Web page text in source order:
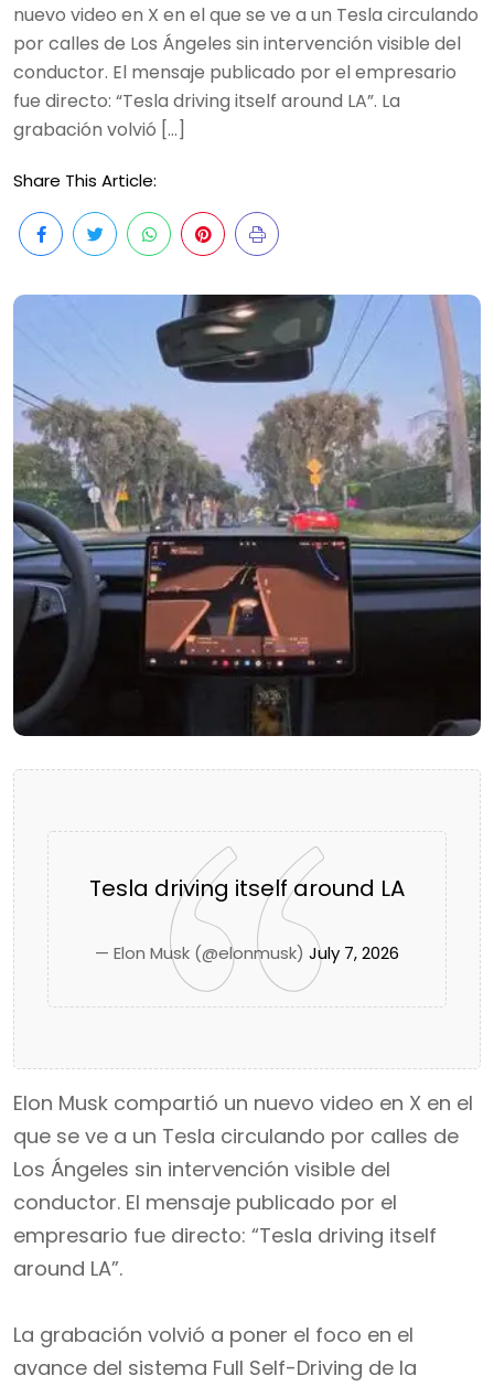
nuevo video en X en el que se ve a un Tesla circulando
por calles de Los Ángeles sin intervención visible del
conductor. El mensaje publicado por el empresario
fue directo: “Tesla driving itself around LA”. La
grabación volvió […]
Share This Article:
Tesla driving itself around LA
— Elon Musk (@elonmusk) July 7, 2026
Elon Musk compartió un nuevo video en X en el
que se ve a un Tesla circulando por calles de
Los Ángeles sin intervención visible del
conductor. El mensaje publicado por el
empresario fue directo: “Tesla driving itself
around LA”.
La grabación volvió a poner el foco en el
avance del sistema Full Self-Driving de la